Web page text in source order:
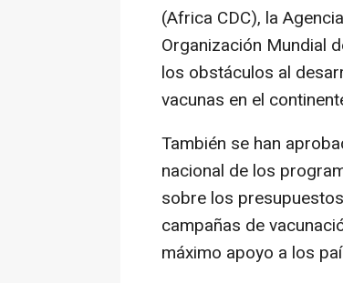
(Africa CDC), la
Organización Mundial
los obstáculos al
vacunas en el
También se han
nacional de los
sobre los
campañas de
máximo apoyo a los